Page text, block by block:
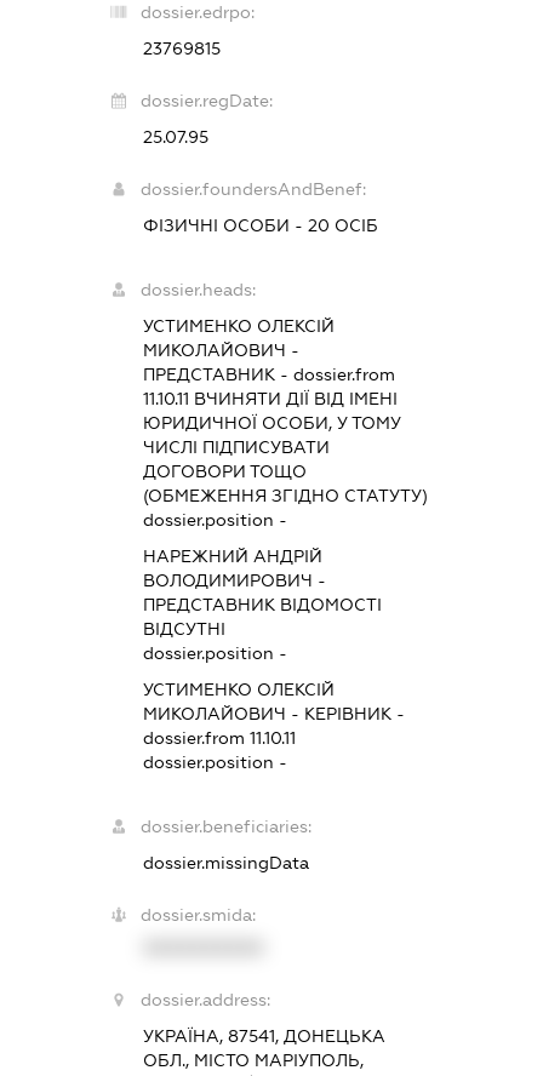
dossier.edrpo:
23769815
dossier.regDate:
25.07.95
dossier.foundersAndBenef:
ФІЗИЧНІ ОСОБИ - 20 ОСІБ
dossier.heads:
УСТИМЕНКО ОЛЕКСІЙ
МИКОЛАЙОВИЧ -
ПРЕДСТАВНИК - dossier.from
11.10.11 ВЧИНЯТИ ДІЇ ВІД ІМЕНІ
ЮРИДИЧНОЇ ОСОБИ, У ТОМУ
ЧИСЛІ ПІДПИСУВАТИ
ДОГОВОРИ ТОЩО
(ОБМЕЖЕННЯ ЗГІДНО СТАТУТУ)
dossier.position -
НАРЕЖНИЙ АНДРІЙ
ВОЛОДИМИРОВИЧ -
ПРЕДСТАВНИК ВІДОМОСТІ
ВІДСУТНІ
dossier.position -
УСТИМЕНКО ОЛЕКСІЙ
МИКОЛАЙОВИЧ - КЕРІВНИК -
dossier.from 11.10.11
dossier.position -
dossier.beneficiaries:
dossier.missingData
dossier.smida:
dossier.address:
УКРАЇНА, 87541, ДОНЕЦЬКА
ОБЛ., МІСТО МАРІУПОЛЬ,